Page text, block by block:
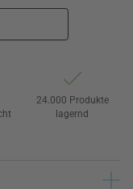
24.000 Produkte
lagernd